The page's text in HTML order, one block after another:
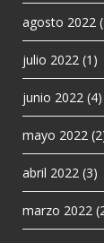
agosto 2022
julio 2022 (1)
junio 2022 (4)
mayo 2022
abril 2022 (3)
marzo 2022